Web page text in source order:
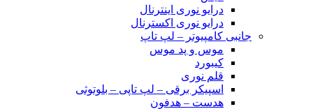
درایو نوری اینترنال
درایو نوری اکسترنال
جانبی کامپیوتر – لپ تاپ
موس و پد موس
کیبورد
قلم نوری
اسپیکر برقی – لپ تاپی – بلوتوثی
هدست – هدفون